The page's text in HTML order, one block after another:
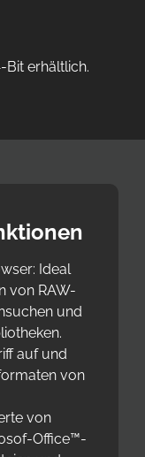
Bit erhältlich.
Ideal
von RAW-
und
auf und
von
von
Office™-